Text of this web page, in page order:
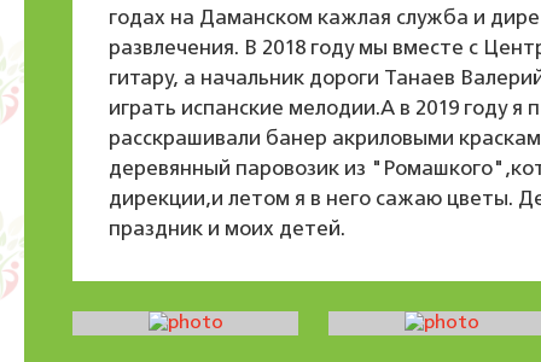
годах на Даманском кажлая служба и
развлечения. В 2018 году мы вместе с
гитару, а начальник дороги Танаев
играть испанские мелодии.А в 2019 году
расскрашивали банер акриловыми
деревянный паровозик из
дирекции,и летом я в него сажаю цветы.
праздник и моих детей.